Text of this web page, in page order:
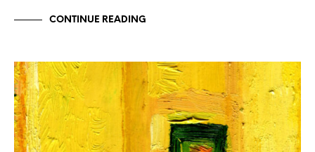
CONTINUE READING